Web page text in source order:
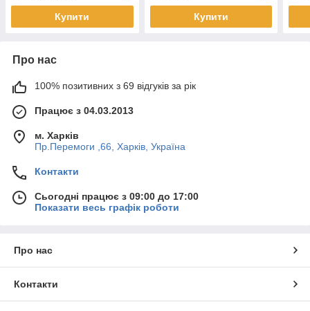
Купити Купити
Про нас
100% позитивних з 69 відгуків за рік
Працює з 04.03.2013
м. Харків
Пр.Перемоги ,66, Харків, Україна
Контакти
Сьогодні працює з 09:00 до 17:00
Показати весь графік роботи
Про нас
Контакти